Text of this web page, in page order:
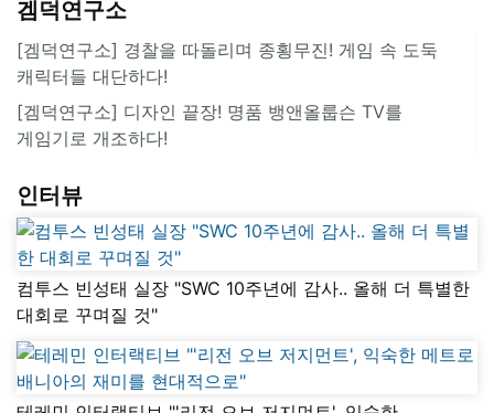
겜덕연구소
[겜덕연구소] 경찰을 따돌리며 종횡무진! 게임 속 도둑
캐릭터들 대단하다!
[겜덕연구소] 디자인 끝장! 명품 뱅앤올룹슨 TV를
게임기로 개조하다!
인터뷰
컴투스 빈성태 실장 "SWC 10주년에 감사.. 올해 더 특별한
대회로 꾸며질 것"